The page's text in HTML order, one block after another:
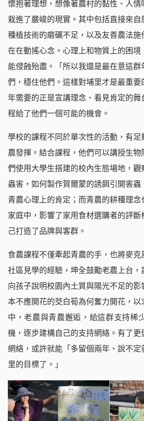
懷抱著理想，想像著農村的黏性、人情
栽進了嚴峻的現實。其中包括直接來自
種植技術的磨礪不足，以及友善農法施
在在動搖心念。心理上和物質上的困境
能侵蝕殆盡。「所以我還是最在意這
們，穩住他們。這樣對埔里才是最重要
年需要的正是宣講理念、看見肯定的
程給了他們一個可能的機會。
學校的課程不同於單次性的活動，有足
農發揮。結合課程，他們可以講授生
們使用大學生搭建的校內生態場地，
蟲害，如何製作賀爾蒙的誘餌引開害
青農心理上的肯定；而青農的耕種理
家庭中，影響了家用食材選購者的評斷
己打造了品牌與客群。
食農課程不僅牽起青農的手，也將麥
社區見學的經驗，坤全鼓勵老農上台，
向孩子說明校園內土質與陽光不足的
本不應開花的茭白筍為何奮力開花，以
中，老農與青農邂逅，給這群支持稀
機，逐步建構自己的支持網絡。有了
網絡，或許就能「多留個兩年、說不
里的目標了。」